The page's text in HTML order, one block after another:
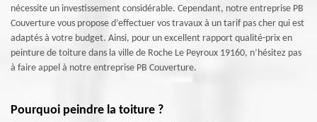
nécessite un investissement considérable. Cependant, notre entreprise PB
Couverture vous propose d’effectuer vos travaux à un tarif pas cher qui est
adaptés à votre budget. Ainsi, pour un excellent rapport qualité-prix en
peinture de toiture dans la ville de Roche Le Peyroux 19160, n’hésitez pas
à faire appel à notre entreprise PB Couverture.
Pourquoi peindre la toiture ?